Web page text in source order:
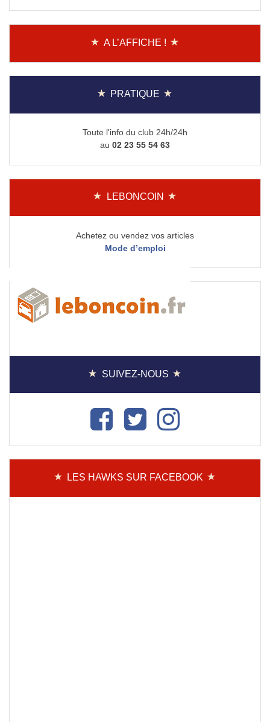
A L’AFFICHE !
PRATIQUE
Toute l'info du club 24h/24h
au 02 23 55 54 63
LEBONCOIN
Achetez ou vendez vos articles
Mode d’emploi
SUIVEZ-NOUS
LES HAWKS SUR FACEBOOK